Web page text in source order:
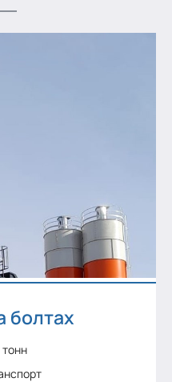
болтах